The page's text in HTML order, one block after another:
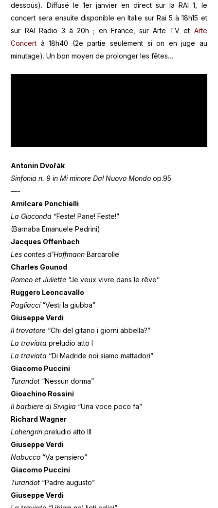
dessous). Diffusé le 1er janvier en direct sur la RAI 1, le
concert sera ensuite disponible en Italie sur Rai 5 à 18h15 et
sur RAI Radio 3 à 20h ; en France, sur Arte TV et Arte
Concert à 18h40 (2e partie seulement si on en juge au
minutage). Un bon moyen de prolonger les fêtes…
Antonin Dvořák
Sinfonia n. 9 in Mi minore Dal Nuovo Mondoop.95
—-
Amilcare Ponchielli
La Gioconda “Feste! Pane! Feste!”
(Barnaba Emanuele Pedrini)
Jacques Offenbach
Les contes d’Hoffmann Barcarolle
Charles Gounod
Romeo et Juliette “Je veux vivre dans le rêve”
Ruggero Leoncavallo
Pagliacci“Vesti la giubba”
Giuseppe Verdi
Il trovatore “Chi del gitano i giorni abbella?”
La traviata preludio atto I
La traviata “Di Madride noi siamo mattadori”
Giacomo Puccini
Turandot “Nessun dorma”
Gioachino Rossini
Il barbiere di Siviglia “Una voce poco fa”
Richard Wagner
Lohengrin preludio atto III
Giuseppe Verdi
Nabucco “Va pensiero”
Giacomo Puccini
Turandot “Padre augusto”
Giuseppe Verdi